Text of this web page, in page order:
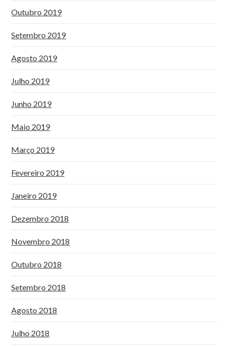
Outubro 2019
Setembro 2019
Agosto 2019
Julho 2019
Junho 2019
Maio 2019
Março 2019
Fevereiro 2019
Janeiro 2019
Dezembro 2018
Novembro 2018
Outubro 2018
Setembro 2018
Agosto 2018
Julho 2018